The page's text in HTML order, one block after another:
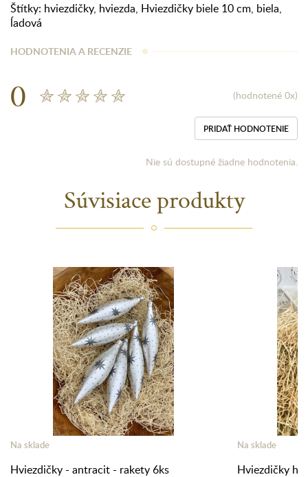
Štítky: hviezdičky, hviezda, Hviezdičky biele 10 cm, biela,
ĺadová
HODNOTENIA A RECENZIE
0 (hodnotené 0x)
PRIDAŤ HODNOTENIE
Nie sú dostupné žiadne hodnotenia.
Súvisiace produkty
Na sklade
Hviezdičky - antracit - rakety 6ks
Na sklade
Hviezdičky